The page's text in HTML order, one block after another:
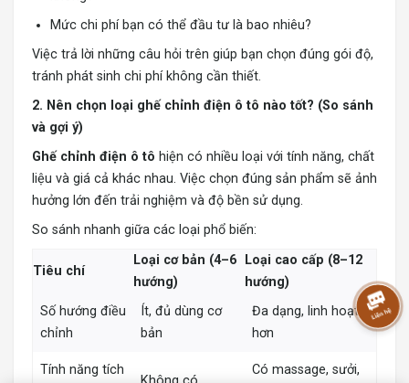
Mức chi phí bạn có thể đầu tư là bao nhiêu?
Việc trả lời những câu hỏi trên giúp bạn chọn đúng gói độ,
tránh phát sinh chi phí không cần thiết.
2. Nên chọn loại ghế chỉnh điện ô tô nào tốt? (So sánh
và gợi ý)
Ghế chỉnh điện ô tô hiện có nhiều loại với tính năng, chất
liệu và giá cả khác nhau. Việc chọn đúng sản phẩm sẽ ảnh
hưởng lớn đến trải nghiệm và độ bền sử dụng.
So sánh nhanh giữa các loại phổ biến:
Tiêu chí
Loại cơ bản (4–6
hướng)
Loại cao cấp (8–12
hướng)
Số hướng điều
chỉnh
Ít, đủ dùng cơ
bản
Đa dạng, linh hoạt
hơn
Tính năng tích Có massage, sưởi,